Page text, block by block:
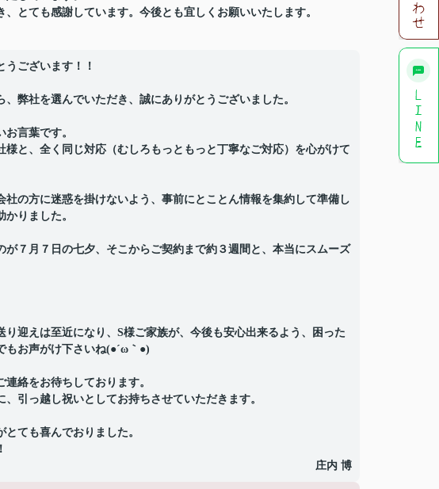
とても感謝しています。今後とも宜しくお願いいたします。
うございます！！
弊社を選んでいただき、誠にありがとうございました。
言葉です。
様と、全く同じ対応（むしろもっともっと丁寧なご対応）を心がけて
社の方に迷惑を掛けないよう、事前にとことん情報を集約して準備し
りました。
が７月７日の七夕、そこからご契約まで約３週間と、本当にスムーズ
り迎えは至近になり、S様ご家族が、今後も安心出来るよう、困った
もお声がけ下さいね(●´ω｀●)
絡をお待ちしております。
引っ越し祝いとしてお持ちさせていただきます。
ても喜んでおりました。
庄内 博